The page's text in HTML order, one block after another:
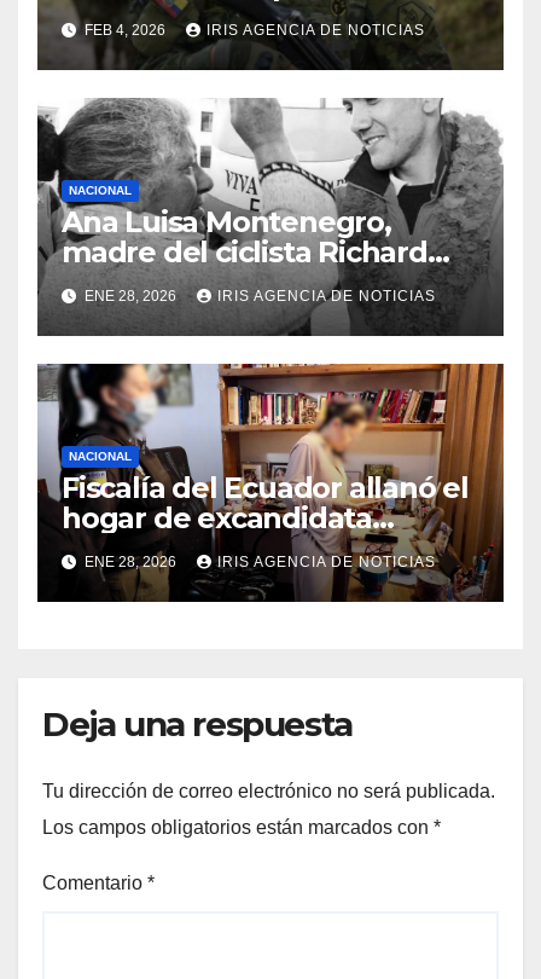
bachilleres a partir de este
viernes 6 de febrero
FEB 4, 2026 IRIS AGENCIA DE NOTICIAS
NACIONAL
Ana Luisa Montenegro,
madre del ciclista Richard
Carapaz falleció en Tulcán, a
los 73 años
ENE 28, 2026 IRIS AGENCIA DE NOTICIAS
NACIONAL
Fiscalía del Ecuador allanó el
hogar de excandidata
presidencial vinculada al
caso Caja Chica
ENE 28, 2026 IRIS AGENCIA DE NOTICIAS
Deja una respuesta
Tu dirección de correo electrónico no será publicada.
Los campos obligatorios están marcados con *
Comentario *